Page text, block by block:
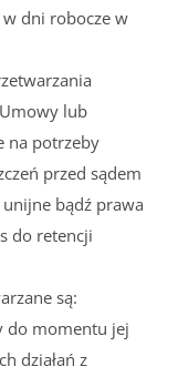
dni robocze w
lub
na potrzeby
przed sądem
bądź prawa
do retencji
są:
do momentu jej
działań z